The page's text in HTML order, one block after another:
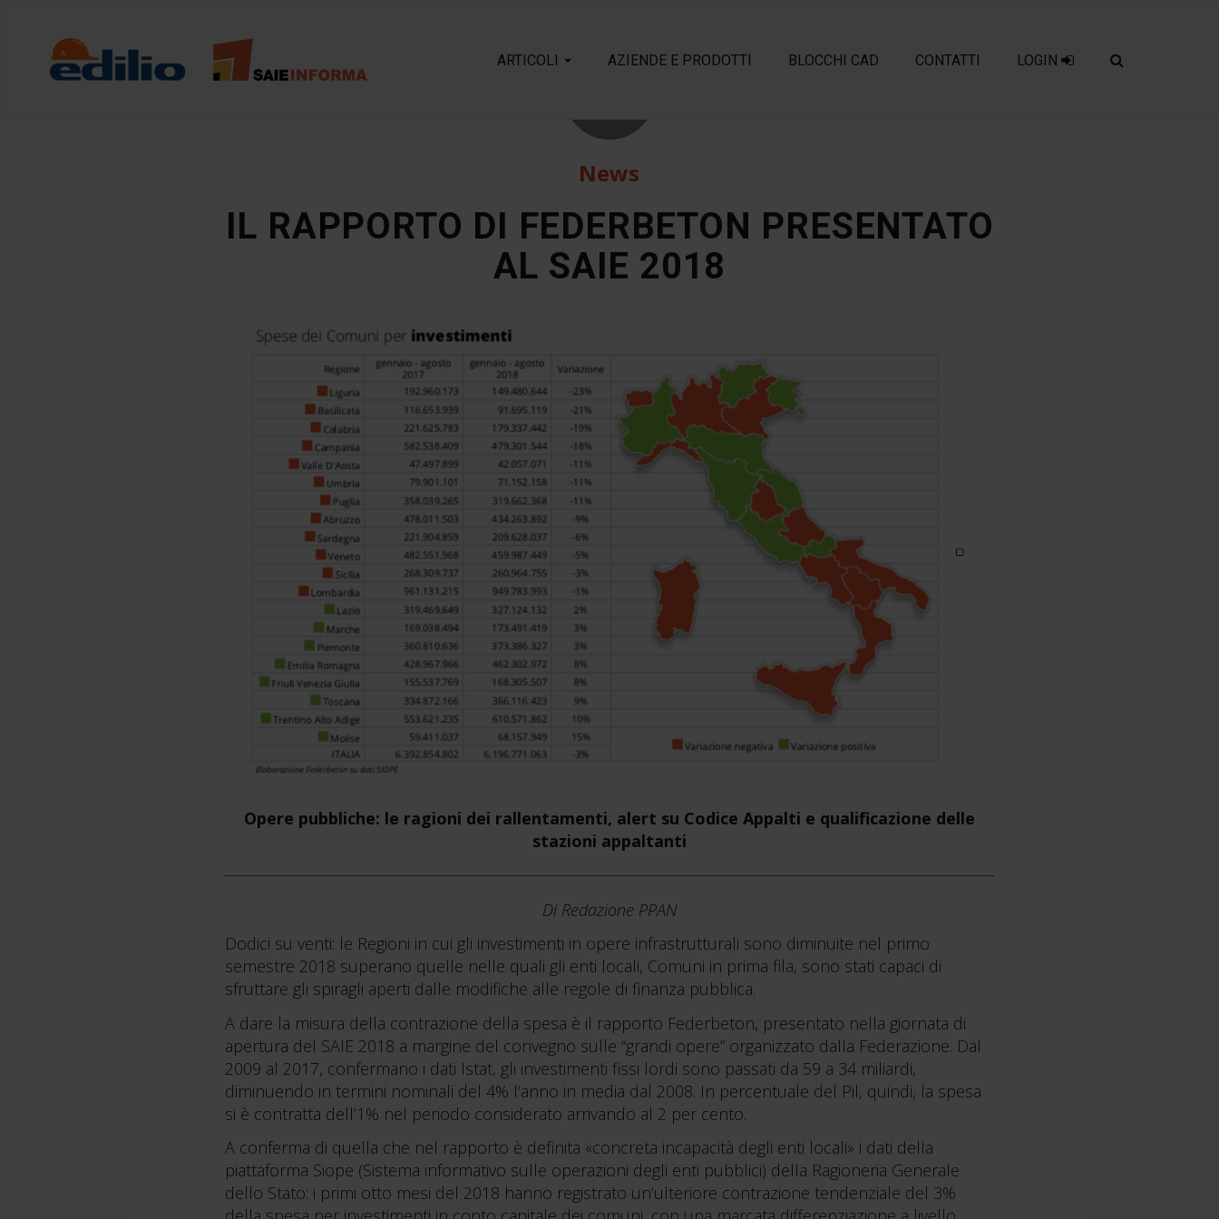
ARTICOLI AZIENDE E PRODOTTI BLOCCHI CAD CONTATTI LOGIN
18
News
IL RAPPORTO DI FEDERBETON PRESENTATO
AL SAIE 2018
Opere pubbliche: le ragioni dei rallentamenti, alert su Codice Appalti e qualificazione delle
stazioni appaltanti
Di Redazione PPAN
Dodici su venti: le Regioni in cui gli investimenti in opere infrastrutturali sono diminuite nel primo
semestre 2018 superano quelle nelle quali gli enti locali, Comuni in prima fila, sono stati capaci di
sfruttare gli spiragli aperti dalle modifiche alle regole di finanza pubblica.
A dare la misura della contrazione della spesa è il rapporto Federbeton, presentato nella giornata di
apertura del SAIE 2018 a margine del convegno sulle “grandi opere” organizzato dalla Federazione. Dal
2009 al 2017, confermano i dati Istat, gli investimenti fissi lordi sono passati da 59 a 34 miliardi,
diminuendo in termini nominali del 4% l’anno in media dal 2008. In percentuale del Pil, quindi, la spesa
si è contratta dell’1% nel periodo considerato arrivando al 2 per cento.
A conferma di quella che nel rapporto è definita «concreta incapacità degli enti locali» i dati della
piattaforma Siope (Sistema informativo sulle operazioni degli enti pubblici) della Ragioneria Generale
dello Stato: i primi otto mesi del 2018 hanno registrato un’ulteriore contrazione tendenziale del 3%